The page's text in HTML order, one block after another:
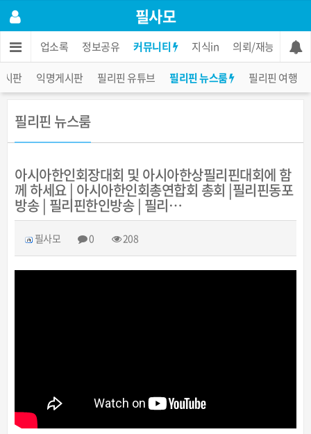
필사모
한인 업소록 정보공유 커뮤니티 지식in 의뢰/재능 장터
시판 익명게시판 필리핀 유튜브 필리핀 뉴스룸 필리핀 여행
필리핀 뉴스룸
아시아한인회장대회 및 아시아한상필리핀대회에 함
께 하세요 | 아시아한인회총연합회 총회 |필리핀동포
방송 | 필리핀한인방송 | 필리…
필사모 0 208